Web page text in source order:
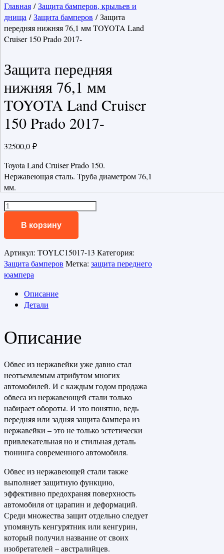
Главная /Защита бамперов, крыльев и
днища /Защита бамперов / Защита
передняя нижняя 76,1 мм TOYOTA Land
Cruiser 150 Prado 2017-
Защита передняя
нижняя 76,1 мм
TOYOTA Land Cruiser
150 Prado 2017-
32500,0 ₽
Toyota Land Cruiser Prado 150.
Нержавеющая сталь. Труба диаметром 76,1
мм.
Количество
товара
Защита
передняя
нижняя
76,1
мм
Land
Cruiser
2017-
В корзину
Артикул: TOYLC15017-13 Категория:
Защита бамперов Метка: защита переднего
юампера
Описание
Детали
Описание
Обвес из нержавейки уже давно стал
неотъемлемым атрибутом многих
автомобилей. И с каждым годом продажа
обвеса из нержавеющей стали только
набирает обороты. И это понятно, ведь
передняя или задняя защита бампера из
нержавейки – это не только эстетически
привлекательная но и стильная деталь
тюнинга современного автомобиля.
Обвес из нержавеющей стали также
выполняет защитную функцию,
эффективно предохраняя поверхность
автомобиля от царапин и деформаций.
Среди множества защит отдельно следует
упомянуть кенгурятник или кенгурин,
который получил название от своих
изобретателей – австралийцев.